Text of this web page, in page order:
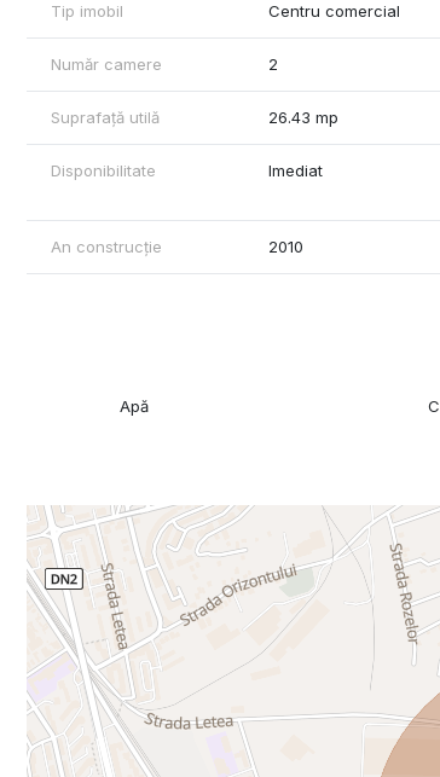
Pentru mai multe detalii sau pentru a programa o
Pentru mai multe poze, acceseaza site-ul reevo.ro
Manuel Rusu Consultant Imobiliar REEVO
Tip imobil Centru comercial
Număr camere 2
Suprafață utilă 26.43 mp
Disponibilitate Imediat
An construcție 2010
Apă